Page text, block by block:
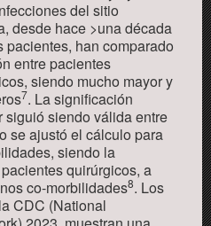
del sitio
desde hace >una década
pacientes, han comparado
entre pacientes
siendo mucho mayor y
7. La significación
siguió siendo válida entre
se ajustó el cálculo para
siendo la
quirúrgicos, a
co-morbilidades8. Los
CDC (National